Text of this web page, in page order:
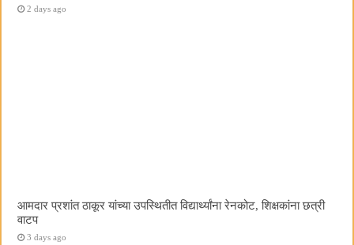
2 days ago
आमदार प्रशांत ठाकूर यांच्या उपस्थितीत विद्यार्थ्यांना रेनकोट, शिक्षकांना छत्री
वाटप
3 days ago